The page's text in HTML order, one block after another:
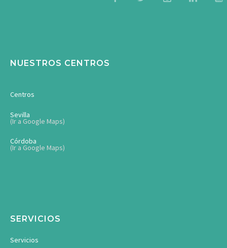
NUESTROS CENTROS
Centros
Sevilla
(Ir a Google Maps)
Córdoba
(Ir a Google Maps)
SERVICIOS
Servicios